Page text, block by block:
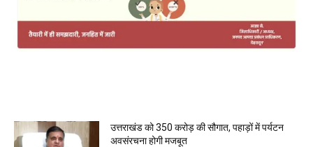
उत्तराखंड को 350 करोड़ की सौगात, पहाड़ों में पर्यटन
अवसंरचना होगी मजबूत